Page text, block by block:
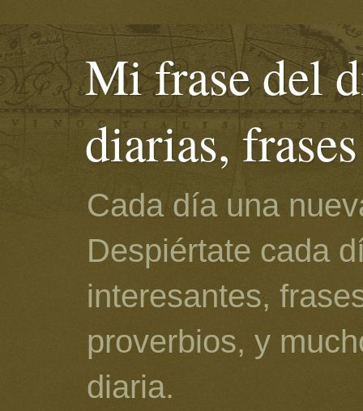
Mi frase del
diarias,
Cada día una
Despiértate cada
interesantes,
proverbios, y
diaria.